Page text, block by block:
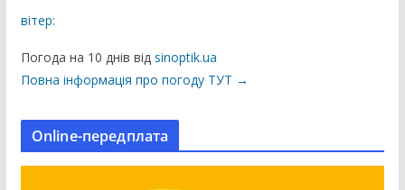
ц
вітер:
Погода на 10 днів від sinoptik.ua
Повна інформація про погоду ТУТ →
Online-передплата